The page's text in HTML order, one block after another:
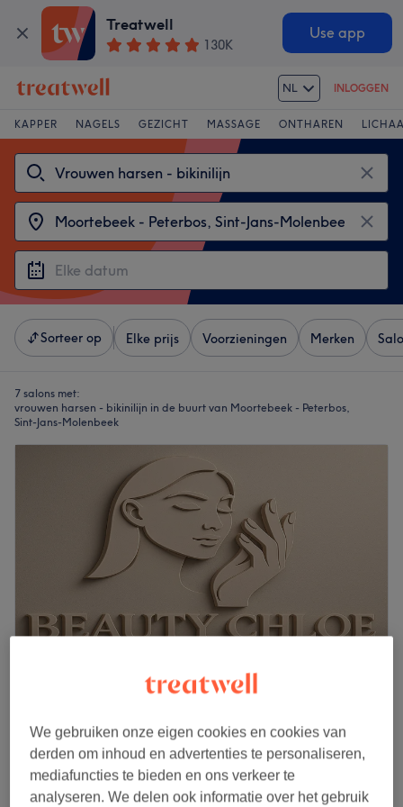
Treatwell
130K
Use app
NL INLOGGEN
KAPPER NAGELS GEZICHT MASSAGE ONTHAREN
Sorteer op Elke prijs Voorzieningen Merken
7 salons met:
vrouwen harsen - bikinilijn in de buurt van Moortebeek - Peterbos,
Sint-Jans-Molenbeek
4,9
160 reviews
Anderlecht Centrum - Wayez, Anderlecht
Laat zien op de kaart
Épilation à la cire du maillot classique
€18
We gebruiken onze eigen cookies en cookies van
derden om inhoud en advertenties te personaliseren,
mediafuncties te bieden en ons verkeer te
analyseren. We delen ook informatie over het gebruik